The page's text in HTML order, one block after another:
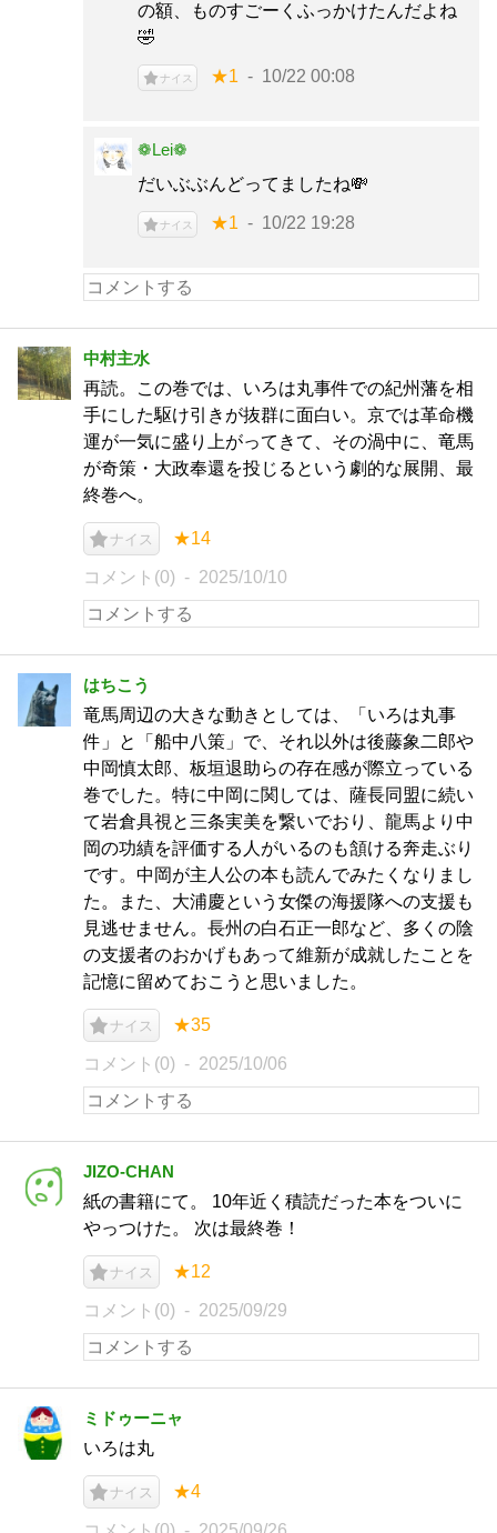
の額、ものすごーくふっかけたんだよね
🤣
ナイス ★1 10/22 00:08
❁Lei❁
だいぶぶんどってましたね💸
ナイス ★1 10/22 19:28
中村主水
再読。この巻では、いろは丸事件での紀州藩を相
手にした駆け引きが抜群に面白い。京では革命機
運が一気に盛り上がってきて、その渦中に、竜馬
が奇策・大政奉還を投じるという劇的な展開、最
終巻へ。
ナイス ★14
コメント(0) 2025/10/10
はちこう
竜馬周辺の大きな動きとしては、「いろは丸事
件」と「船中八策」で、それ以外は後藤象二郎や
中岡慎太郎、板垣退助らの存在感が際立っている
巻でした。特に中岡に関しては、薩長同盟に続い
て岩倉具視と三条実美を繋いでおり、龍馬より中
岡の功績を評価する人がいるのも頷ける奔走ぶり
です。中岡が主人公の本も読んでみたくなりまし
た。また、大浦慶という女傑の海援隊への支援も
見逃せません。長州の白石正一郎など、多くの陰
の支援者のおかげもあって維新が成就したことを
記憶に留めておこうと思いました。
ナイス ★35
コメント(0) 2025/10/06
JIZO-CHAN
紙の書籍にて。 10年近く積読だった本をついに
やっつけた。 次は最終巻！
ナイス ★12
コメント(0) 2025/09/29
ミドゥーニャ
いろは丸
ナイス ★4